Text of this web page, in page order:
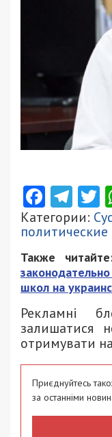
Категории:
Также
школ на
Рекламні
залишатися
отримувати
Приєднуйтесь
за останніми